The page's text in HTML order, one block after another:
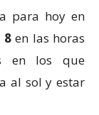
para hoy en
8 en las horas
en los que
al sol y estar